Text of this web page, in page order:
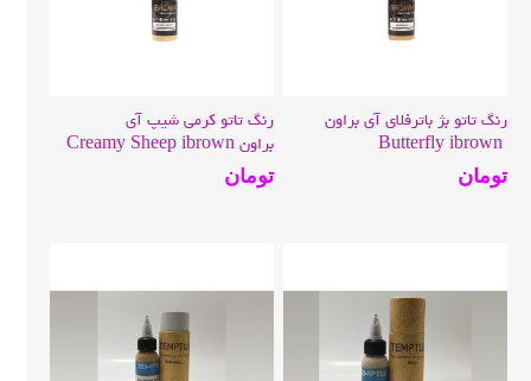
رنگ تاتو بژ باترفلای آی براون
تومان
رنگ تاتو کرمی شیپ آی
براون Creamy Sheep ibrown
تومان